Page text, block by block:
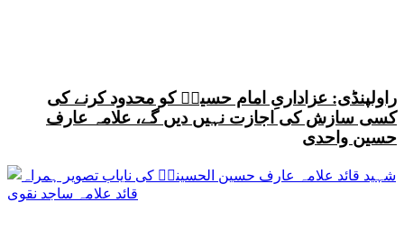
راولپنڈی: عزاداریِ امام حسینؑ کو محدود کرنے کی
کسی سازش کی اجازت نہیں دیں گے، علامہ عارف
حسین واحدی